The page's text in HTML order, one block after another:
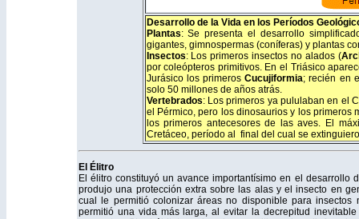
Desarrollo de la Vida en los Períodos
Plantas: Se presenta el desarrollo
gigantes, gimnospermas (coníferas) y plantas
Insectos: Los primeros insectos no alados (
por coleópteros primitivos. En el Triásico
Jurásico los primerosCucujiformia; recién en
solo 50 millones de años atrás.
Vertebrados: Los primeros ya pululaban en el
el Pérmico, pero los dinosaurios y los primeros
los primeros antecesores de las aves. El
Cretáceo, período al final del cual se
El Élitro
El élitro constituyó un avance importantísimo en el desarrollo
produjo una protección extra sobre las alas y el insecto en
cual le permitió colonizar áreas no disponible para insectos
permitió una vida más larga, al evitar la decrepitud